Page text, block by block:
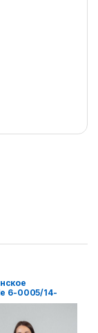
6-0005/14-